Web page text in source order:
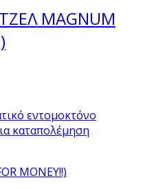
MAGNUM
εντομοκτόνο
καταπολέμηση
MONEY!!)